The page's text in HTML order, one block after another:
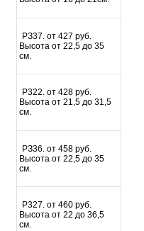
PЗ37. от 427 руб.
Высота от 22,5 до 35
см.
P322. от 428 руб.
Высота от 21,5 до 31,5
см.
PЗ36. от 458 руб.
Высота от 22,5 до 35
см.
P327. от 460 руб.
Высота от 22 до 36,5
см.